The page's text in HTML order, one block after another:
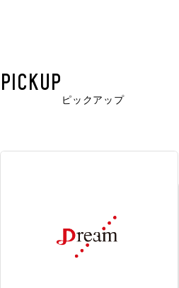
PICKUP
ピックアップ